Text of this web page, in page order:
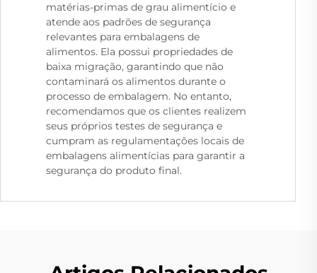
matérias-primas de grau alimentício e
atende aos padrões de segurança
relevantes para embalagens de
alimentos. Ela possui propriedades de
baixa migração, garantindo que não
contaminará os alimentos durante o
processo de embalagem. No entanto,
recomendamos que os clientes realizem
seus próprios testes de segurança e
cumpram as regulamentações locais de
embalagens alimentícias para garantir a
segurança do produto final.